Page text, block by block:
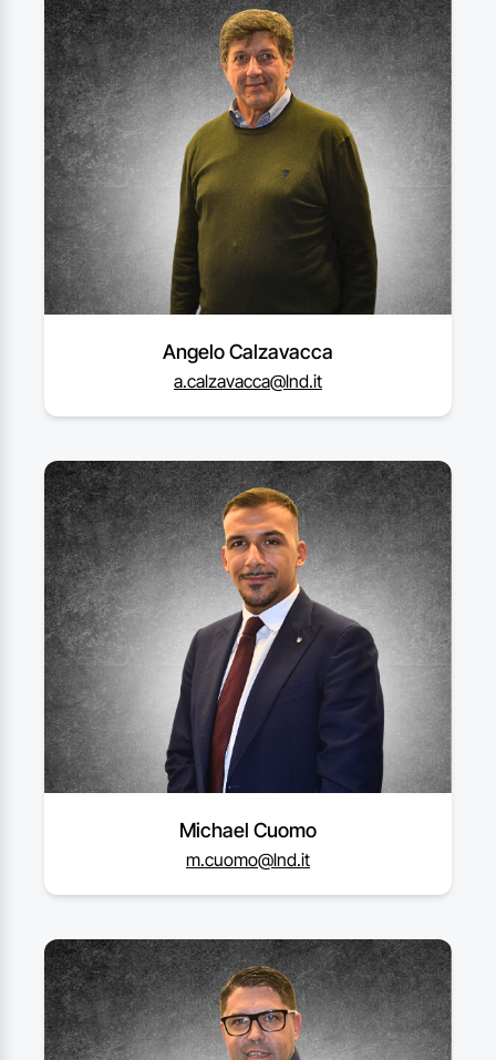
Angelo Calzavacca
a.calzavacca@lnd.it
Michael Cuomo
m.cuomo@lnd.it